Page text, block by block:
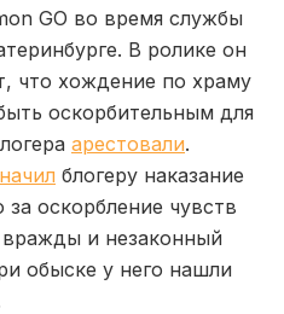
GO во время службы
В ролике он
что хождение по храму
оскорбительным для
арестовали.
блогеру наказание
оскорбление чувств
и незаконный
обыске у него нашли